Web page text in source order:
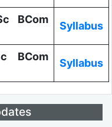
BCom
Syllabus
BCom
Syllabus